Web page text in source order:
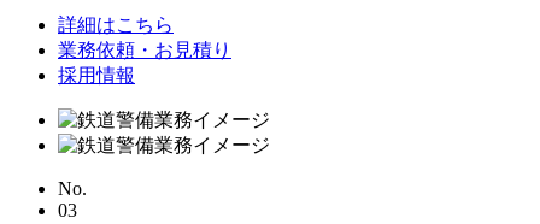
詳細はこちら
業務依頼・お見積り
採用情報
No.
03